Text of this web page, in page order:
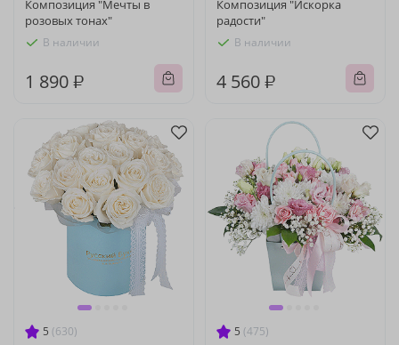
Композиция "Мечты в
розовых тонах"
В наличии
1 890 ₽
Композиция "Искорка
радости"
В наличии
4 560 ₽
5 (630) 5 (475)